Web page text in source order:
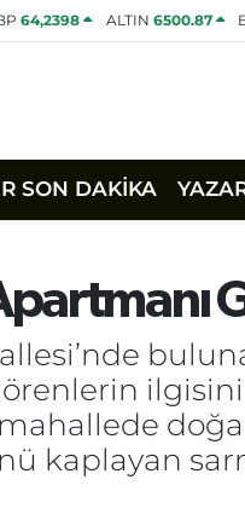
64,2398 ALTIN 6500.87
SON DAKİKA
kaplayan